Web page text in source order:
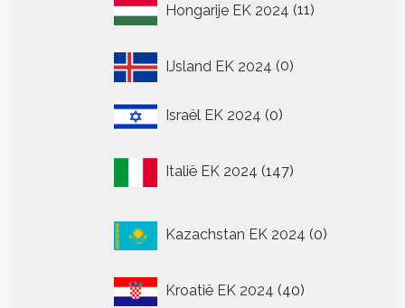
Hongarije EK 2024 11
producten
IJsland EK 2024 00
Israël EK 2024 00
Italië EK 2024 147
producten
Kazachstan EK 2024 0
producten
Kroatië EK 2024 4040